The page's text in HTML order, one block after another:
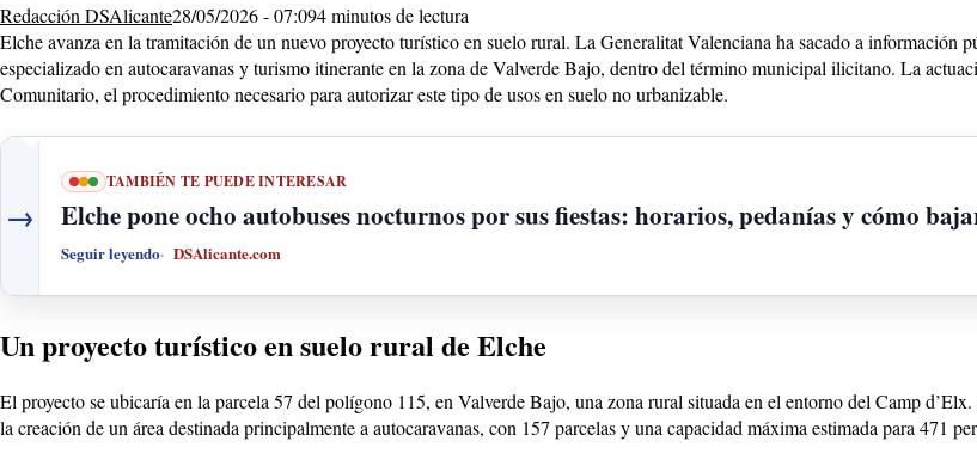
Redacción DSAlicante28/05/2026 - 07:094 minutos de lectura
Elche avanza en la tramitación de un nuevo proyecto turístico en suelo rural. La Generalitat Valenciana ha sacado a información
especializado en autocaravanas y turismo itinerante en la zona de Valverde Bajo, dentro del término municipal ilicitano. La
Comunitario, el procedimiento necesario para autorizar este tipo de usos en suelo no urbanizable.
→
TAMBIÉN TE PUEDE INTERESAR
Elche pone ocho autobuses nocturnos por sus fiestas: horarios, pedanías y cómo
Seguir leyendo DSAlicante.com
Un proyecto turístico en suelo rural de Elche
El proyecto se ubicaría en la parcela 57 del polígono 115, en Valverde Bajo, una zona rural situada en el entorno del Camp
la creación de un área destinada principalmente a autocaravanas, con 157 parcelas y una capacidad máxima estimada para 471